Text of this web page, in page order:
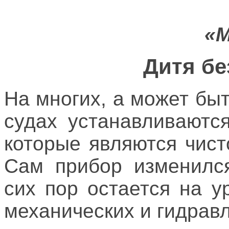
Дитя
На многих, а может
судах
которые являются
Сам прибор
сих пор остается на
механических и